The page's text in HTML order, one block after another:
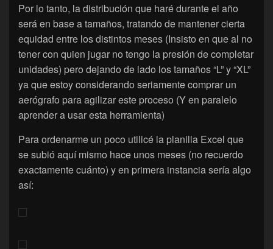
Por lo tanto, la distribución que haré durante el año
será en base a tamaños, tratando de mantener cierta
equidad entre los distintos meses (Insisto en que al no
tener con quien jugar no tengo la presión de completar
unidades) pero dejando de lado los tamaños “L” y “XL”
ya que estoy considerando seriamente comprar un
aerógrafo para agilizar este proceso (Y en paralelo
aprender a usar esta herramienta)
Para ordenarme un poco utilicé la planilla Excel que
se subió aquí mismo hace unos meses (no recuerdo
exactamente cuánto) y en primera instancia sería algo
así: